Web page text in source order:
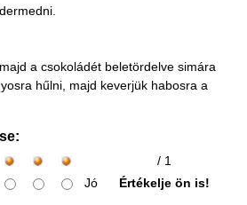
a csokoládét beletördelve simára
hűlni, majd keverjük habosra a
/ 1
Jó Értékelje ön is!